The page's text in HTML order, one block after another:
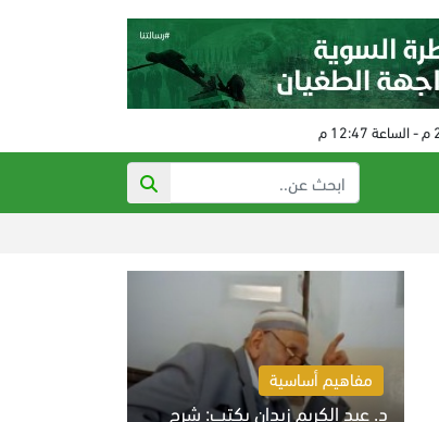
مفاهيم أساسية
د. عبد الكريم زيدان يكتب: شرح